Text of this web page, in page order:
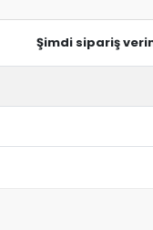
Şimdi sipariş